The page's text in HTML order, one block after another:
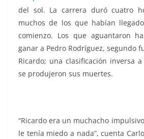
del sol. La carrera duró cuatro
muchos de los que habían
comienzo. Los que aguantaron
ganar a Pedro Rodríguez, segundo
Ricardo; una clasificación inversa
se produjeron sus muertes.
“Ricardo era un muchacho
le tenía miedo a nada”, cuenta